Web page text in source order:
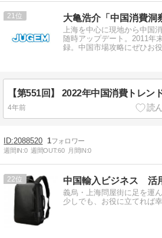
21 大亀浩介「中国消費洞
上海を中心に現地から中国
随時アップデート。2011年
録。中国市場攻略にぜひお
4年前
2088520 1
週間IN:0 週間OUT:60 月間IN:0
22 中国輸入ビジネス 活
義烏・上海問屋街に足を運
少しでも、お役に立てれば幸